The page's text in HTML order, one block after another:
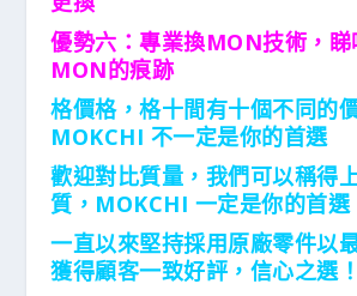
優勢六：專業換MON技術，睇
MON的痕跡
格價格，格十間有十個不同的
MOKCHI 不一定是你的首選
歡迎對比質量，我們可以稱得
質，MOKCHI 一定是你的首選
一直以來堅持採用原廠零件以
獲得顧客一致好評，信心之選